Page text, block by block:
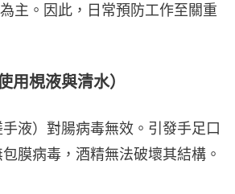
主。因此，日常預防工作至關重
用梘液與清水）
液）對腸病毒無效。引發手足口
膜病毒，酒精無法破壞其結構。